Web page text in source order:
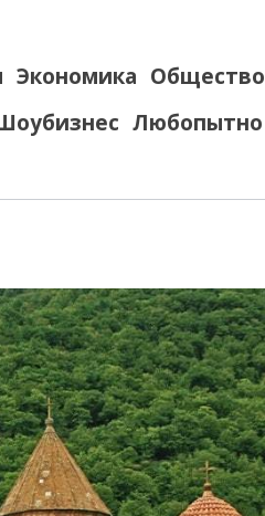
Экономика Общество
Любопытно